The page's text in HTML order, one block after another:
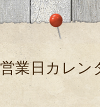
営業日カレン